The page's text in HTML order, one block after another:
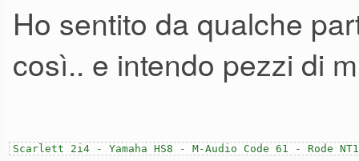
Ho sentito da qualche
così.. e intendo pezzi di
Scarlett 2i4 - Yamaha HS8 - M-Audio Code 61 - Rode